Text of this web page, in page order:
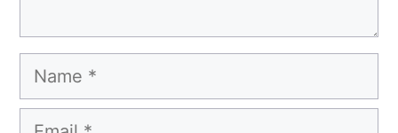
Name
Email